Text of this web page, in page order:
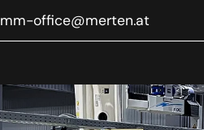
ta.netrem@eciffo-mm